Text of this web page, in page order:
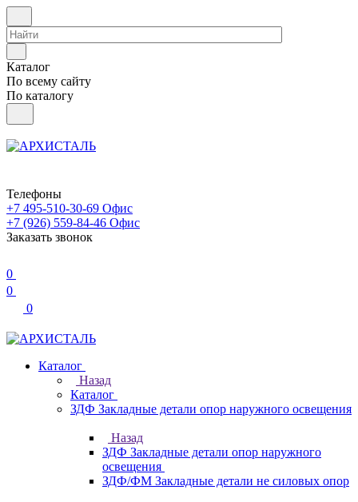
Каталог
По всему сайту
По каталогу
Телефоны
+7 495-510-30-69 Офис
+7 (926) 559-84-46 Офис
Заказать звонок
0
0
0
Каталог
Назад
Каталог
ЗДФ Закладные детали опор наружного освещения
Назад
ЗДФ Закладные детали опор наружного
освещения
ЗДФ/ФМ Закладные детали не силовых опор